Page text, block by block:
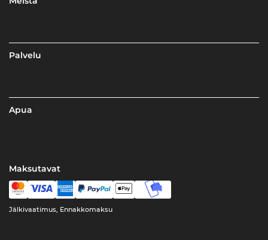
Palvelu
Apua
Maksutavat
Jälkivaatimus, Ennakkomaksu